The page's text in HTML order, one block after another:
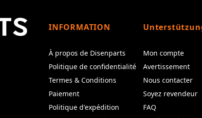
INFORMATION
À propos de Disenparts
Politique de confidentialité
Termes & Conditions
Paiement
Politique d'expédition
Mon compte
Avertissement
Nous contacter
Soyez revendeur
FAQ